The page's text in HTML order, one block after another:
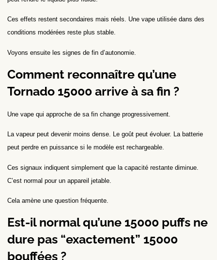
Ces effets restent secondaires mais réels. Une vape utilisée dans des
conditions modérées reste plus stable.
Voyons ensuite les signes de fin d’autonomie.
Comment reconnaître qu’une
Tornado 15000 arrive à sa fin ?
Une vape qui approche de sa fin change progressivement.
La vapeur peut devenir moins dense. Le goût peut évoluer. La batterie
peut perdre en puissance si le modèle est rechargeable.
Ces signaux indiquent simplement que la capacité restante diminue.
C’est normal pour un appareil jetable.
Cela amène une question fréquente.
Est-il normal qu’une 15000 puffs ne
dure pas “exactement” 15000
bouffées ?